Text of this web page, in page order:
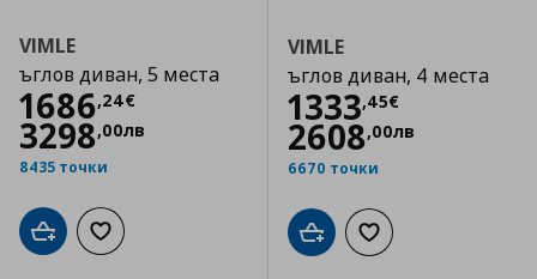
VIMLE
ъглов диван, 5 места
1686,24€
Цена1686,24 €
3298,00лв
8435 точки
Добави в кошницата
Добави към списъка с любими
VIMLE
ъглов диван, 4 места
1333,45€
Цена1333,45 €
2608,00лв
6670 точки
Добави в кошницата
Добави към